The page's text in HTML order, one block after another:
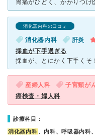
消化器内科の口コミ
消化器内科 肝炎
採血が下手過ぎる
産婦人科 子宮頸が
癌検査・婦人科
診療科目：
消化器内科 、内科、呼吸器内科